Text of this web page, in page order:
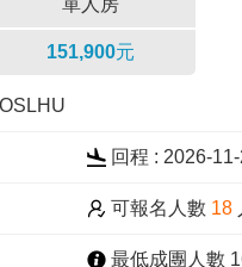
單人房
151,900元
回程 : 2026-
可報名人數 18
最低成團人數